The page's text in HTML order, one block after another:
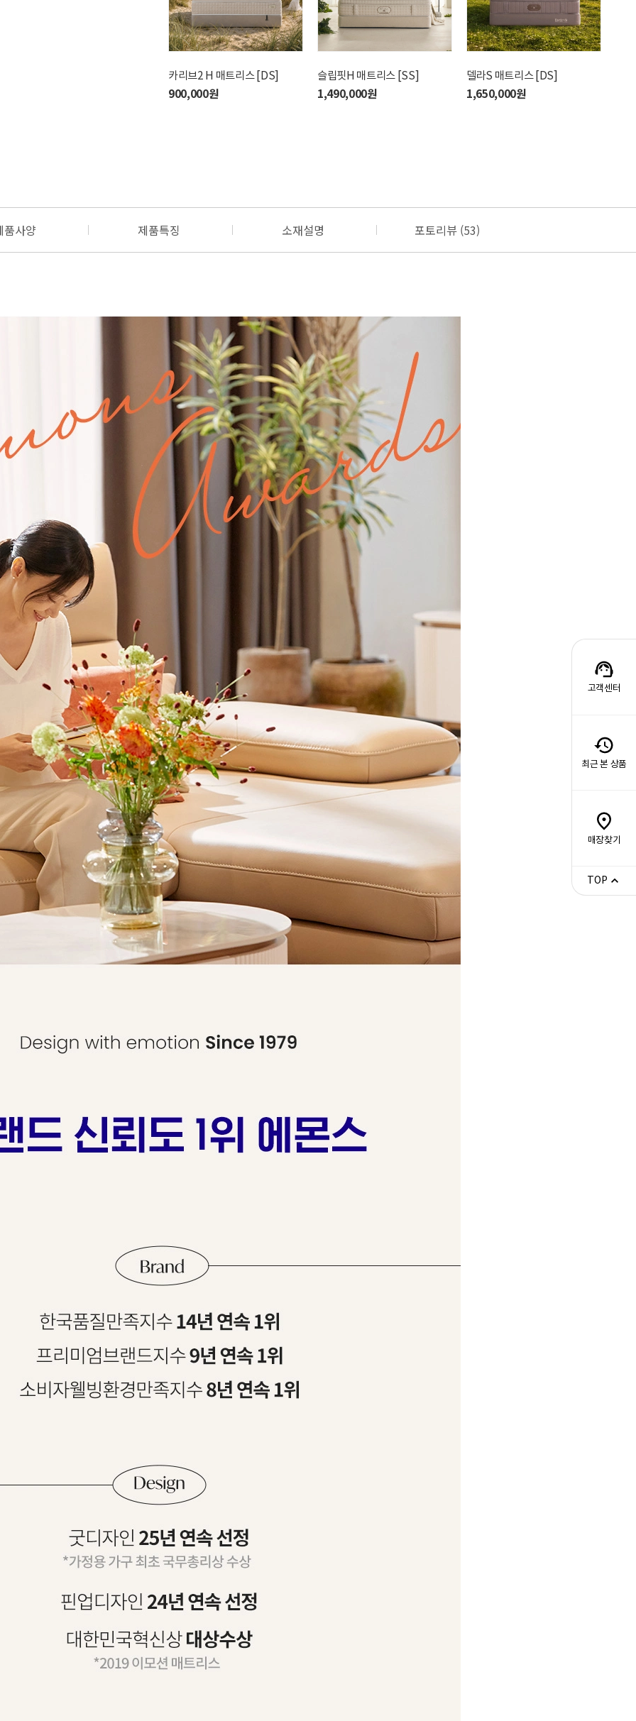
카리브2 H 매트리스 [DS]
900,000원
슬립핏H 매트리스 [SS]
1,490,000원
델라S 매트리스 [DS]
1,650,000원
품사양 제품특징 소재설명 포토리뷰 (53)
고객센터
최근 본 상품
매장찾기
TOP